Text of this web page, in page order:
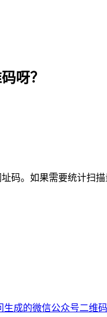
呀？
码。如果需要统计扫
生成的微信公众号二维